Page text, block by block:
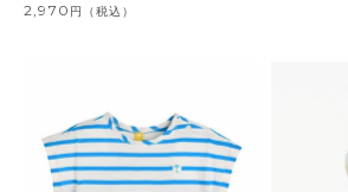
2,970 円 （税込）